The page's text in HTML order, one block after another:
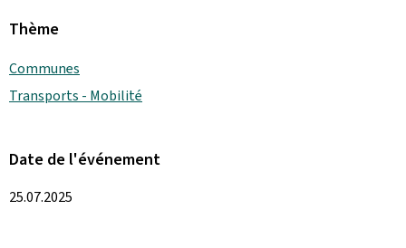
Thème
Communes
Transports - Mobilité
Date de l'événement
25.07.2025